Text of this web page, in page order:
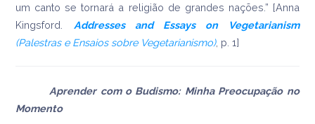
um canto se tornará a religião de grandes nações.” [Anna
Kingsford. Addresses and Essays on Vegetarianism
(Palestras e Ensaios sobre Vegetarianismo), p. 1]
Aprender com o Budismo: Minha Preocupação no
Momento